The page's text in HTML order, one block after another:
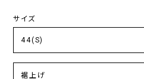
サイズ
裾上げ